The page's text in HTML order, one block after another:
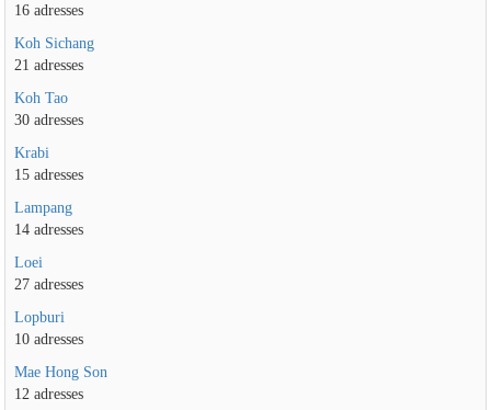
16 adresses
Koh Sichang
21 adresses
Koh Tao
30 adresses
Krabi
15 adresses
Lampang
14 adresses
Loei
27 adresses
Lopburi
10 adresses
Mae Hong Son
12 adresses